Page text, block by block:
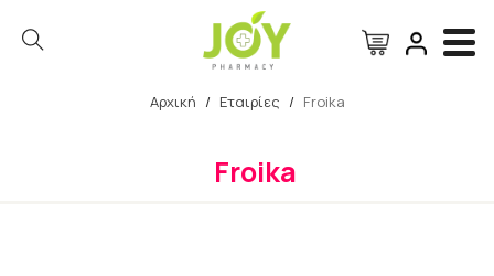
Αρχική / Εταιρίες / Froika
Froika